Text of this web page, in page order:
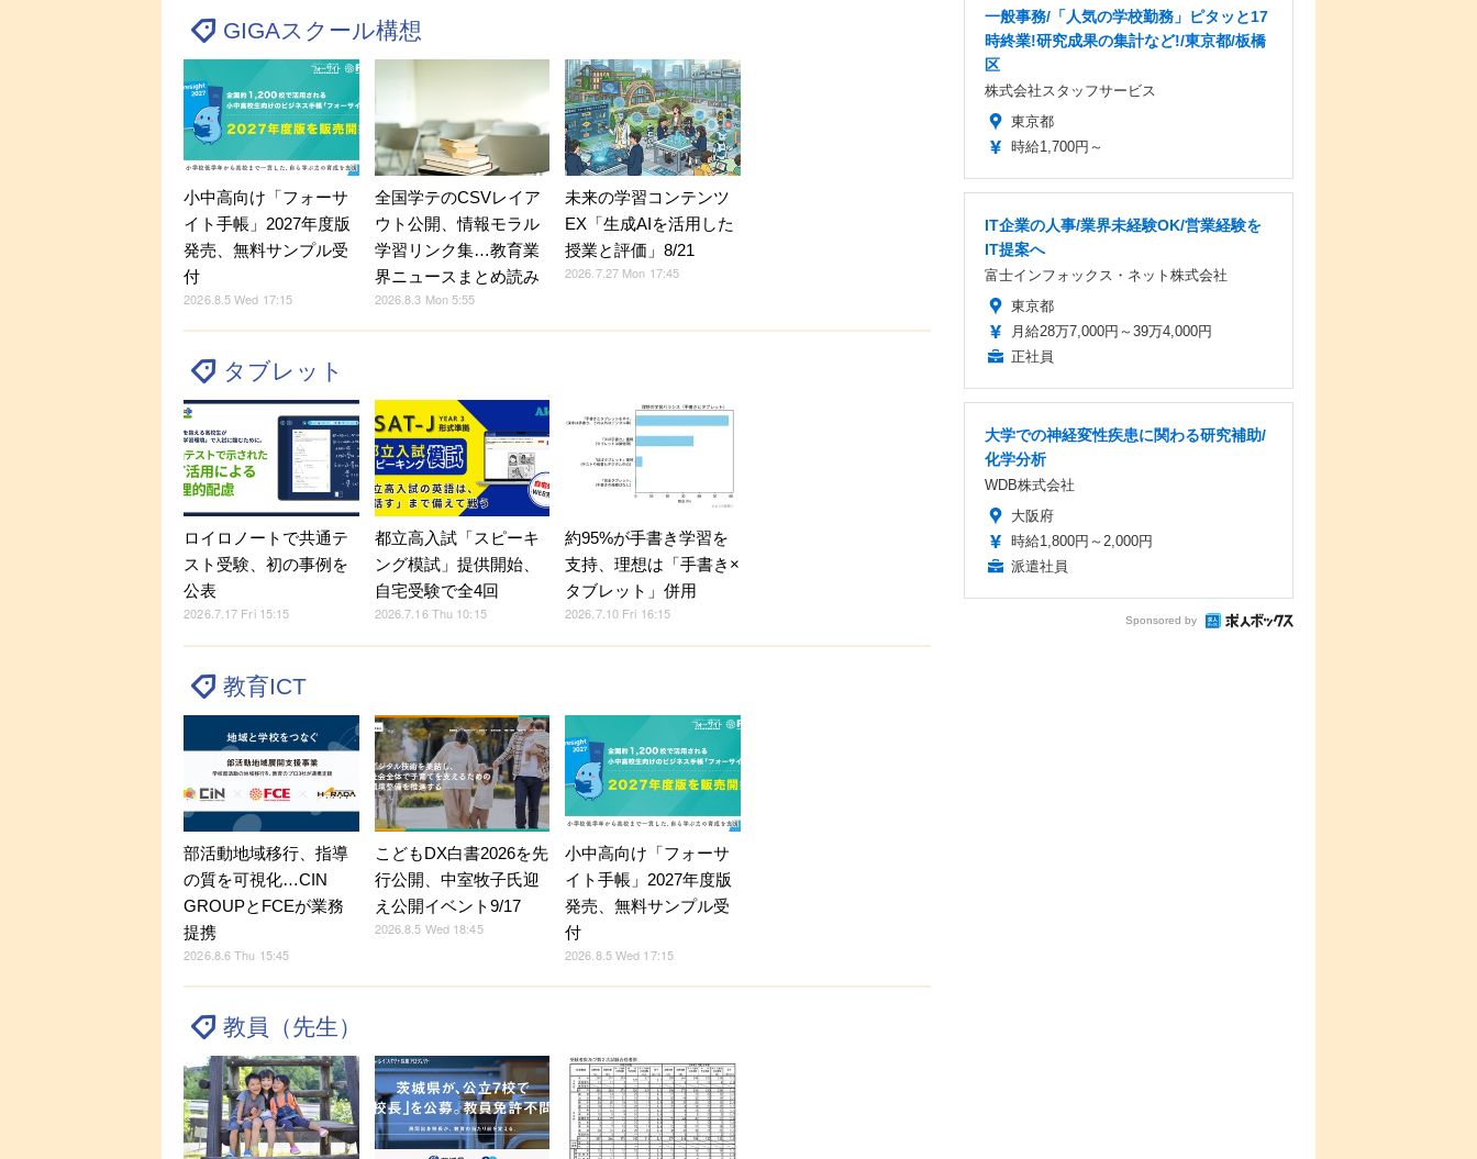
GIGAスクール構想
小中高向け「フォーサ
イト手帳」2027年度版
発売、無料サンプル受
付
2026.8.5 Wed 17:15
全国学テのCSVレイア
ウト公開、情報モラル
学習リンク集…教育業
界ニュースまとめ読み
2026.8.3 Mon 5:55
未来の学習コンテンツ
EX「生成AIを活用した
授業と評価」8/21
2026.7.27 Mon 17:45
タブレット
ロイロノートで共通テ
スト受験、初の事例を
公表
2026.7.17 Fri 15:15
都立高入試「スピーキ
ング模試」提供開始、
自宅受験で全4回
2026.7.16 Thu 10:15
約95%が手書き学習を
支持、理想は「手書き×
タブレット」併用
2026.7.10 Fri 16:15
教育ICT
部活動地域移行、指導
の質を可視化…CIN
GROUPとFCEが業務
提携
2026.8.6 Thu 15:45
こどもDX白書2026を先
行公開、中室牧子氏迎
え公開イベント9/17
2026.8.5 Wed 18:45
小中高向け「フォーサ
イト手帳」2027年度版
発売、無料サンプル受
付
2026.8.5 Wed 17:15
教員（先生）
一般事務/「人気の学校勤務」ピタッと17
時終業!研究成果の集計など!/東京都/板橋
区
株式会社スタッフサービス
東京都
時給1,700円～
IT企業の人事/業界未経験OK/営業経験を
IT提案へ
富士インフォックス・ネット株式会社
東京都
月給28万7,000円～39万4,000円
正社員
大学での神経変性疾患に関わる研究補助/
化学分析
WDB株式会社
大阪府
時給1,800円～2,000円
派遣社員
Sponsored by